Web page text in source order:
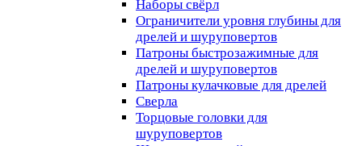
Наборы свёрл
Ограничители уровня глубины для
дрелей и шуруповертов
Патроны быстрозажимные для
дрелей и шуруповертов
Патроны кулачковые для дрелей
Сверла
Торцовые головки для
шуруповертов